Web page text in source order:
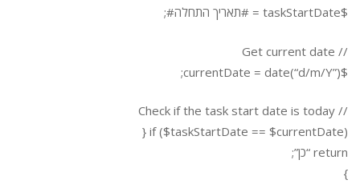
$taskStartDate = #תאריך התחלה#;
// Get current date
$currentDate = date(“d/m/Y”);
// Check if the task start date is today
if ($taskStartDate == $currentDate) {
return “כן”;
}